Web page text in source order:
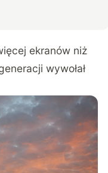
ekranów niż
wywołał